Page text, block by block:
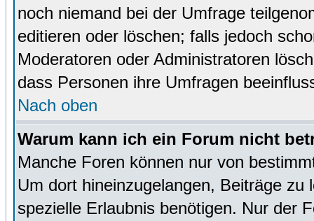
noch niemand bei der Umfrage
editieren oder löschen; falls jedoch
Moderatoren oder Administratoren
dass Personen ihre Umfragen
Nach oben
Warum kann ich ein Forum nicht
Manche Foren können nur von
Um dort hineinzugelangen, Beiträge
spezielle Erlaubnis benötigen. Nur der